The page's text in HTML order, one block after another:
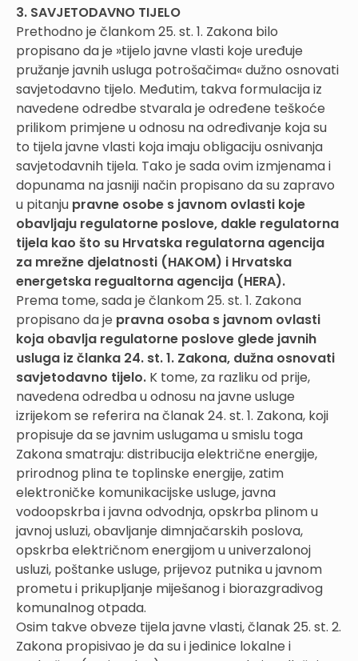
3. SAVJETODAVNO TIJELO
Prethodno je člankom 25. st. 1. Zakona bilo
propisano da je »tijelo javne vlasti koje uređuje
pružanje javnih usluga potrošačima« dužno osnovati
savjetodavno tijelo. Međutim, takva formulacija iz
navedene odredbe stvarala je određene teškoće
prilikom primjene u odnosu na određivanje koja su
to tijela javne vlasti koja imaju obligaciju osnivanja
savjetodavnih tijela. Tako je sada ovim izmjenama i
dopunama na jasniji način propisano da su zapravo
u pitanju pravne osobe s javnom ovlasti koje
obavljaju regulatorne poslove, dakle regulatorna
tijela kao što su Hrvatska regulatorna agencija
za mrežne djelatnosti (HAKOM) i Hrvatska
energetska regualtorna agencija (HERA).
Prema tome, sada je člankom 25. st. 1. Zakona
propisano da je pravna osoba s javnom ovlasti
koja obavlja regulatorne poslove glede javnih
usluga iz članka 24. st. 1. Zakona, dužna osnovati
savjetodavno tijelo. K tome, za razliku od prije,
navedena odredba u odnosu na javne usluge
izrijekom se referira na članak 24. st. 1. Zakona, koji
propisuje da se javnim uslugama u smislu toga
Zakona smatraju: distribucija električne energije,
prirodnog plina te toplinske energije, zatim
elektroničke komunikacijske usluge, javna
vodoopskrba i javna odvodnja, opskrba plinom u
javnoj usluzi, obavljanje dimnjačarskih poslova,
opskrba električnom energijom u univerzalonoj
usluzi, poštanke usluge, prijevoz putnika u javnom
prometu i prikupljanje miješanog i biorazgradivog
komunalnog otpada.
Osim takve obveze tijela javne vlasti, članak 25. st. 2.
Zakona propisivao je da su i jedinice lokalne i